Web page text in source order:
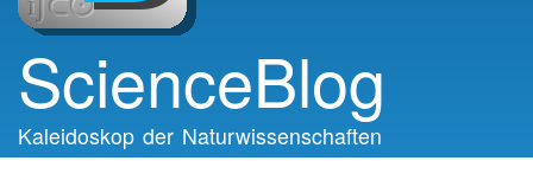
ScienceBlog
Kaleidoskop der Naturwissenschaften